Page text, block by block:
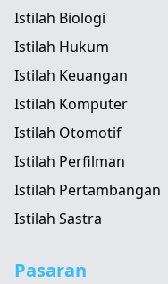
Istilah Biologi
Istilah Hukum
Istilah Keuangan
Istilah Komputer
Istilah Otomotif
Istilah Perfilman
Istilah Pertambangan
Istilah Sastra
Pasaran